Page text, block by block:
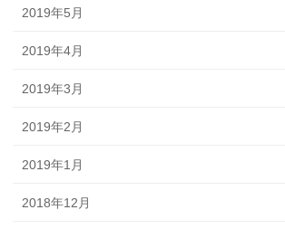
2019年5月
2019年4月
2019年3月
2019年2月
2019年1月
2018年12月